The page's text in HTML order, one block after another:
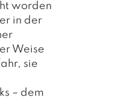
worden
in der
Weise
sie
– dem